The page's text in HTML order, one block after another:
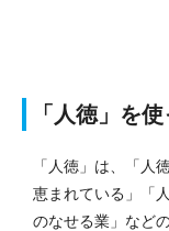
「人徳」を
「人徳」は、「人
恵まれている」「
のなせる業」など